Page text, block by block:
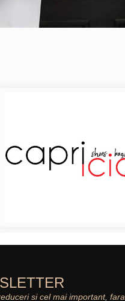
si cel mai important, fara